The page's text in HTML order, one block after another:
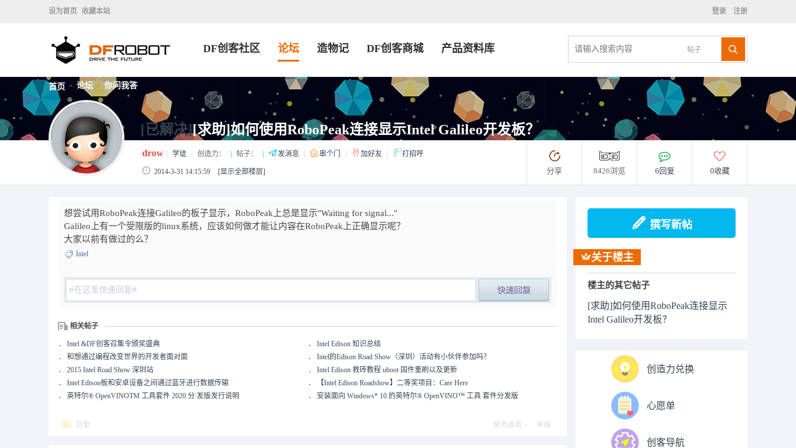
设为首页 收藏本站 登录 注册
帖子
DF创客社区 论坛 造物记 DF创客商城 产品资料库
首页 > 论坛 > 你问我答
[已解决][求助]如何使用RoboPeak连接显示Intel Galileo开发板？
drow 学徒 创造力： 帖子： 发消息 串个门 加好友 打招呼
2014-3-31 14:15:59 [显示全部楼层] 分享 8426浏览 6回复 0收藏
想尝试用RoboPeak连接Galileo的板子显示，RoboPeak上总是显示"Waiting for signal..."
Galileo上有一个受限版的linux系统，应该如何做才能让内容在RoboPeak上正确显示呢？
大家以前有做过的么？
Intel
相关帖子
． Intel &DF创客召集令颁奖盛典 ． Intel Edison 知识总结
． 和想通过编程改变世界的开发者面对面 ． Intel的Edison Road Show（深圳）活动有小伙伴参加吗？
． 2015 Intel Road Show 深圳站 ． Intel Edison 救砖教程 uboot 固件重刷以及更新
． Intel Edison板和安卓设备之间通过蓝牙进行数据传输 ．
【Intel Edison Roadshow】二等奖项目：Care Here
． 英特尔® OpenVINOTM 工具套件 2020 分 发版发行说明 ． 安装面向 Windows* 10 的英特尔® OpenVINO™ 工具 套件分发版
回复 使用道具 举报
撰写新帖
关于楼主
楼主的其它帖子
[求助]如何使用RoboPeak连接显示
Intel Galileo开发板？
创造力兑换
心愿单
创客导航